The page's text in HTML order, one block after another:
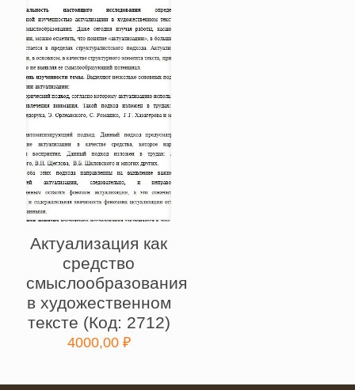
Актуализация как
средство
смыслообразования
в художественном
тексте (Код: 2712)
4000,00 ₽